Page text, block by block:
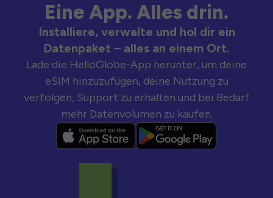
Eine App. Alles drin.
Installiere, verwalte und hol dir ein
Datenpaket – alles an einem Ort.
Lade die HelloGlobe-App herunter, um deine
eSIM hinzuzufügen, deine Nutzung zu
verfolgen, Support zu erhalten und bei Bedarf
mehr Datenvolumen zu kaufen.